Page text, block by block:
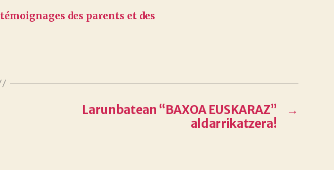
témoignages des parents et des
→
Larunbatean “BAXOA EUSKARAZ”
aldarrikatzera!